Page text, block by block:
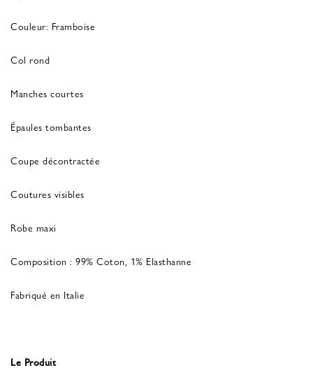
Couleur: Framboise
Col rond
Manches courtes
Épaules tombantes
Coupe décontractée
Coutures visibles
Robe maxi
Composition : 99% Coton, 1% Elasthanne
Fabriqué en Italie
Le Produit